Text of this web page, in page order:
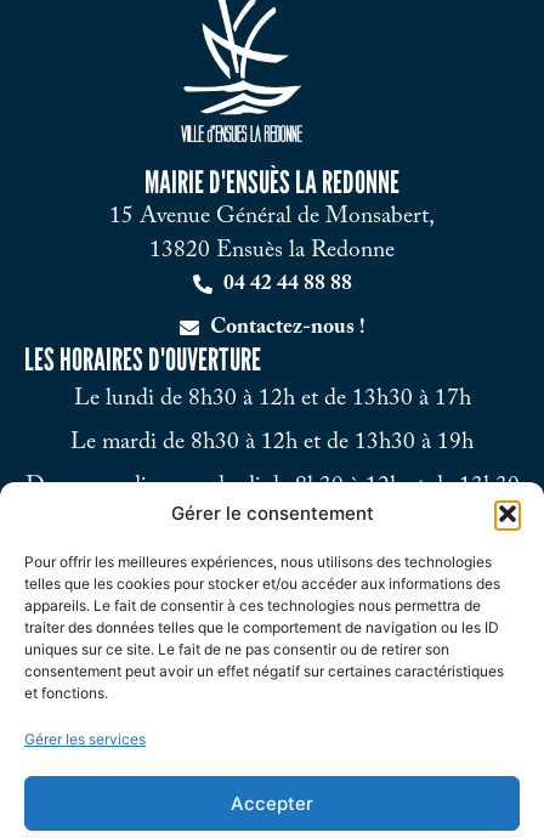
Gérer le consentement
Pour offrir les meilleures expériences, nous utilisons des technologies
telles que les cookies pour stocker et/ou accéder aux informations des
appareils. Le fait de consentir à ces technologies nous permettra de
traiter des données telles que le comportement de navigation ou les ID
uniques sur ce site. Le fait de ne pas consentir ou de retirer son
consentement peut avoir un effet négatif sur certaines caractéristiques
et fonctions.
Gérer les services
Accepter
MAIRIE D'ENSUÈS LA REDONNE
15 Avenue Général de Monsabert,
13820 Ensuès la Redonne
04 42 44 88 88
Contactez-nous !
LES HORAIRES D'OUVERTURE
Le lundi de 8h30 à 12h et de 13h30 à 17h
Le mardi de 8h30 à 12h et de 13h30 à 19h
Du mercredi au vendredi de 8h30 à 12h et de 13h30
Le samedi de 9h à 12h